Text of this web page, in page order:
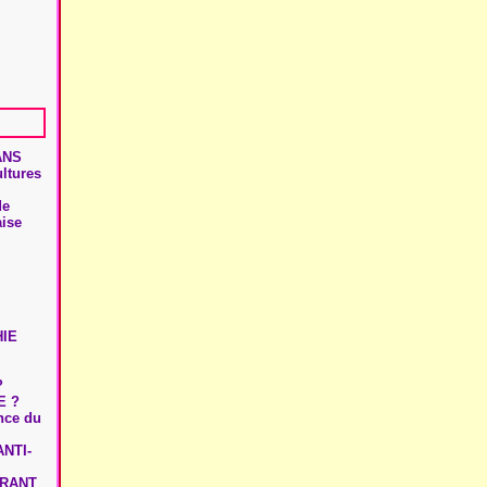
?
du